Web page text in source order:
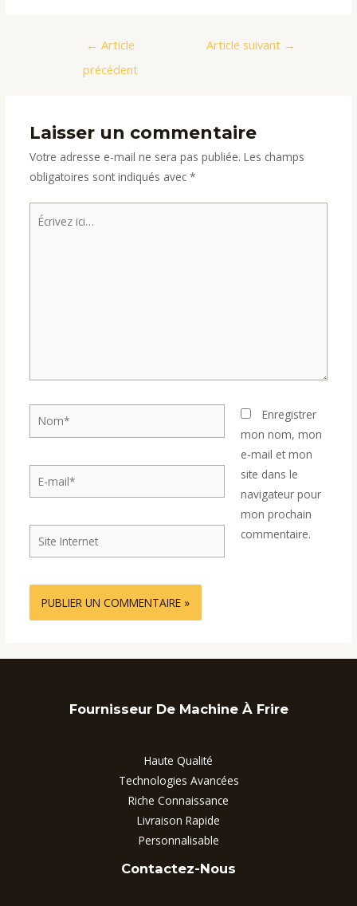
← Article
précédent
Article suivant →
Laisser un commentaire
Votre adresse e-mail ne sera pas publiée. Les champs
obligatoires sont indiqués avec *
Écrivez
Nom*
mail*
Site
Internet
Enregistrer
mon nom, mon
e-mail et mon
site dans le
navigateur pour
mon prochain
commentaire.
Fournisseur De Machine À Frire
Haute Qualité
Technologies Avancées
Riche Connaissance
Livraison Rapide
Personnalisable
Contactez-Nous